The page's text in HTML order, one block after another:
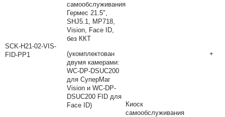
Киоск
самообслуживания
SCK-H21-02-VIS-
FID-PP1
самообслуживания
Гермес 21.5",
SHJ5.1, MP718,
Vision, Face ID,
без ККТ
(укомплектован
двумя камерами:
WC-DP-DSUC200
для СуперМаг
Vision и WC-DP-
DSUC200 FID для
Face ID)
+